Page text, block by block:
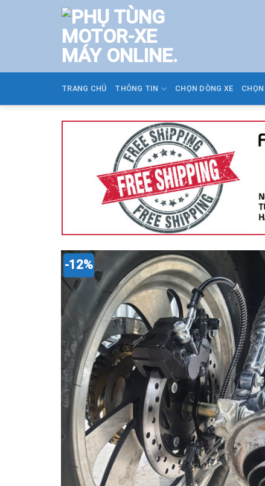
TRANG CHỦ THÔNG TIN CHỌN DÒNG XE
-12%